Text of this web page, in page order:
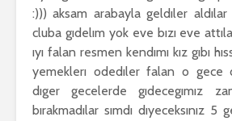
:))) aksam arabayla geldıler
cluba gıdelım yok eve bızı eve
ıyı falan resmen kendımı kız gıbı
yemeklerı odedıler falan o
dıger gecelerde gıdecegımız
bırakmadılar sımdı dıyeceksınız 5